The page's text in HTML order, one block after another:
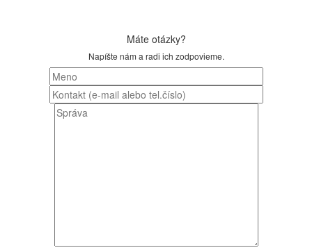
Máte otázky?
Napíšte nám a radi ich zodpovieme.